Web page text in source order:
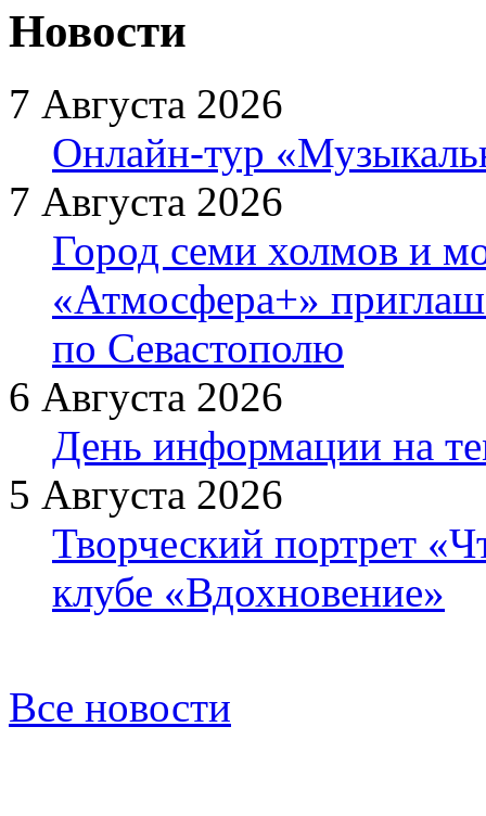
Новости
7 Августа 2026
Онлайн-тур
7 Августа 2026
Город семи холмов и
«Атмосфера+»
по Севастополю
6 Августа 2026
День информации на
5 Августа 2026
Творческий портрет
клубе «Вдохновение»
Все новости